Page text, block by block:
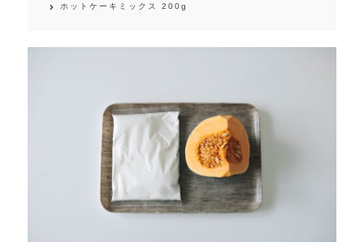
ホットケーキミックス 200g